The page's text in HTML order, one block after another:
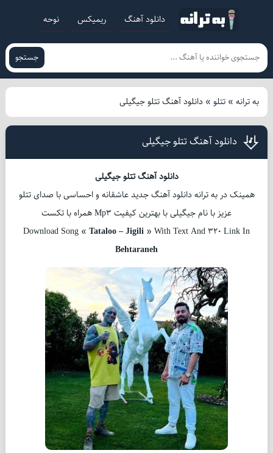
دانلود آهنگ ریمیکس نوحه
جستجو
به ترانه» تتلو» دانلود آهنگ تتلو جیگیلی
دانلود آهنگ تتلو جیگیلی
دانلود آهنگ تتلو جیگیلی
همینک در به ترانه دانلود آهنگ جدید عاشقانه و احساسی با صدای تتلو
عزیز با نام جیگیلی با بهترین کیفیت Mp3 همراه با تکست
Download Song « Tataloo – Jigili » With Text And 320 Link In
Behtaraneh